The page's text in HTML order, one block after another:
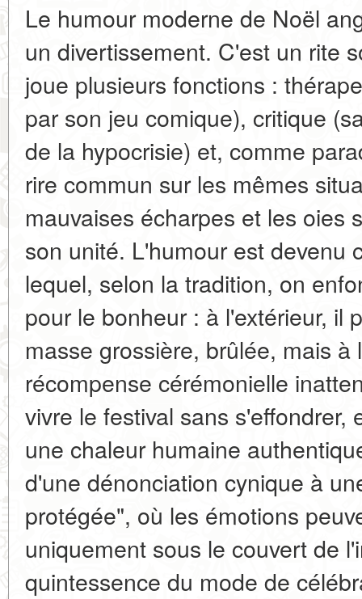
Le humour moderne de Noël
un divertissement. C'est un rite
joue plusieurs fonctions :
par son jeu comique), critique
de la hypocrisie) et, comme
rire commun sur les mêmes
mauvaises écharpes et les oies
son unité. L'humour est devenu
lequel, selon la tradition, on
pour le bonheur : à l'extérieur, il
masse grossière, brûlée, mais
récompense cérémonielle
vivre le festival sans s'effondrer,
une chaleur humaine
d'une dénonciation cynique à
protégée", où les émotions
uniquement sous le couvert de
quintessence du mode de